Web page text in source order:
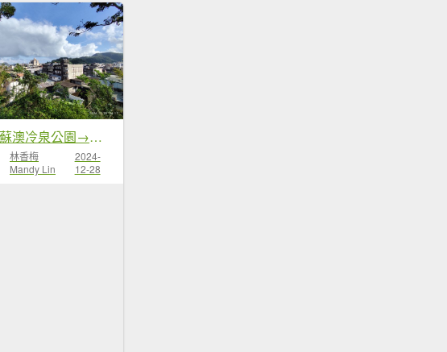
2-2 蘇澳冷泉公園→七星嶺步道→星嶺公園→蘇澳山→蘇澳運動公園→大安森林公園
林香梅
Mandy Lin
2024-
12-28